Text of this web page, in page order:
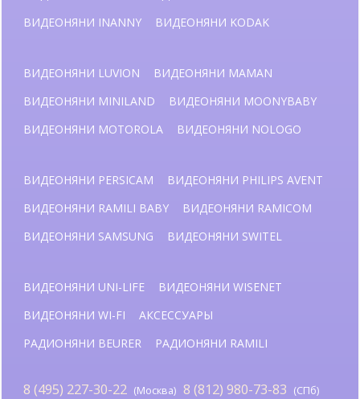
ВИДЕОНЯНИ INANNY
ВИДЕОНЯНИ KODAK
ВИДЕОНЯНИ LUVION
ВИДЕОНЯНИ MAMAN
ВИДЕОНЯНИ MINILAND
ВИДЕОНЯНИ MOONYBABY
ВИДЕОНЯНИ MOTOROLA
ВИДЕОНЯНИ NOLOGO
ВИДЕОНЯНИ PERSICAM
ВИДЕОНЯНИ PHILIPS AVENT
ВИДЕОНЯНИ RAMILI BABY
ВИДЕОНЯНИ RAMICOM
ВИДЕОНЯНИ SAMSUNG
ВИДЕОНЯНИ SWITEL
ВИДЕОНЯНИ UNI-LIFE
ВИДЕОНЯНИ WISENET
ВИДЕОНЯНИ WI-FI
АКСЕССУАРЫ
РАДИОНЯНИ BEURER
РАДИОНЯНИ RAMILI
8 (495) 227-30-22 (Москва) 8 (812) 980-73-83 (СПб)